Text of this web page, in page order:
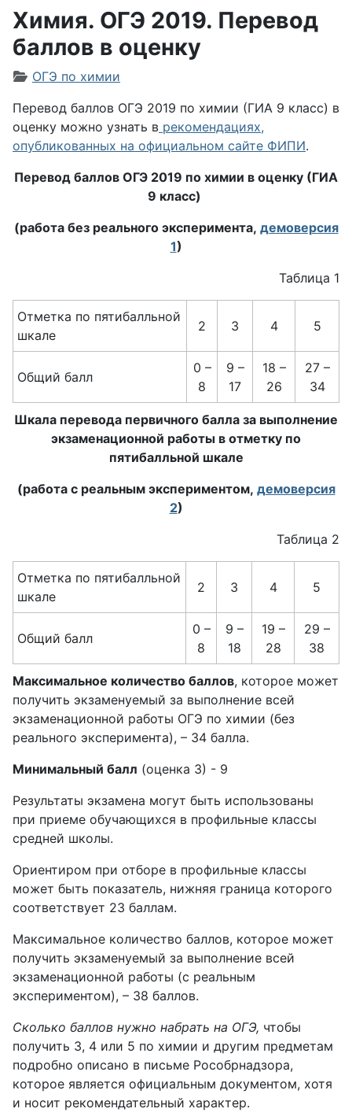
Химия. ОГЭ 2019. Перевод
баллов в оценку
Информация о материале
ОГЭ по химии
Перевод баллов ОГЭ 2019 по химии (ГИА 9 класс) в
оценку можно узнать в рекомендациях,
опубликованных на официальном сайте ФИПИ.
Перевод баллов ОГЭ 2019 по химии в оценку (ГИА
9 класс)
(работа без реального эксперимента, демоверсия
1)
Таблица 1
Отметка по пятибалльной
шкале
2 3 4 5
Общий балл
0 –
8
9 –
17
18 –
26
27 –
34
Шкала перевода первичного балла за выполнение
экзаменационной работы в отметку по
пятибалльной шкале
(работа с реальным экспериментом, демоверсия
2)
Таблица 2
Отметка по пятибалльной
шкале
2 3 4 5
Общий балл
0 –
8
9 –
18
19 –
28
29 –
38
Максимальное количество баллов, которое может
получить экзаменуемый за выполнение всей
экзаменационной работы ОГЭ по химии (без
реального эксперимента), – 34 балла.
Минимальный балл (оценка 3) - 9
Результаты экзамена могут быть использованы
при приеме обучающихся в профильные классы
средней школы.
Ориентиром при отборе в профильные классы
может быть показатель, нижняя граница которого
соответствует 23 баллам.
Максимальное количество баллов, которое может
получить экзаменуемый за выполнение всей
экзаменационной работы (с реальным
экспериментом), – 38 баллов.
Сколько баллов нужно набрать на ОГЭ, чтобы
получить 3, 4 или 5 по химии и другим предметам
подробно описано в письме Рособрнадзора,
которое является официальным документом, хотя
и носит рекомендательный характер.